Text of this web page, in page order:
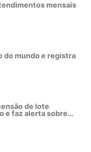
mensais
do mundo e registra
de lote
e faz alerta sobre